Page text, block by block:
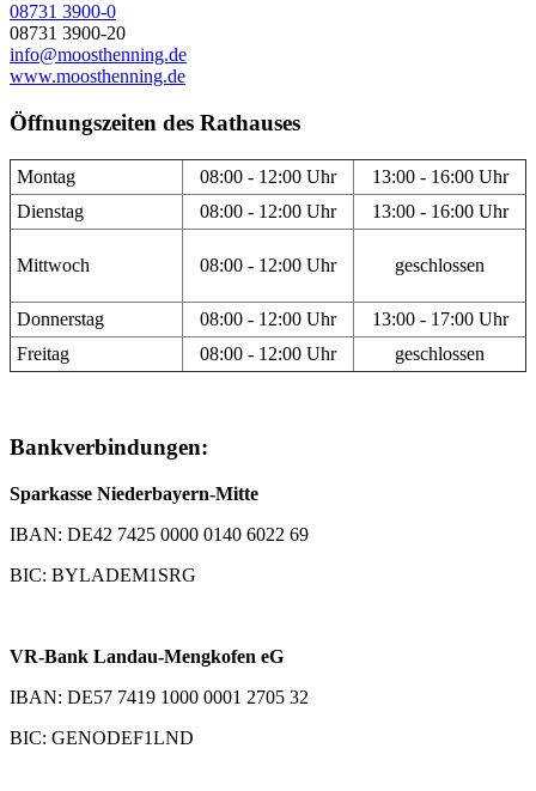
08731 3900-0
08731 3900-20
info@moosthenning.de
www.moosthenning.de
Öffnungszeiten des Rathauses
Montag 08:00 - 12:00 Uhr
13:00 - 16:00 Uhr
Dienstag
08:00 - 12:00 Uhr 13:00 - 16:00 Uhr
Mittwoch 08:00 - 12:00 Uhr geschlossen
Donnerstag 08:00 - 12:00 Uhr
13:00 - 17:00 Uhr
Freitag
08:00 - 12:00 Uhr geschlossen
Bankverbindungen:
Sparkasse Niederbayern-Mitte
IBAN: DE42 7425 0000 0140 6022 69
BIC: BYLADEM1SRG
VR-Bank Landau-Mengkofen eG
IBAN: DE57 7419 1000 0001 2705 32
BIC: GENODEF1LND